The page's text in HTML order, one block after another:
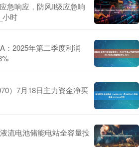
急响应，防风Ⅱ级应急响
小时
：2025年第二季度利润
）7月18日主力资金净买
流电池储能电站全容量投